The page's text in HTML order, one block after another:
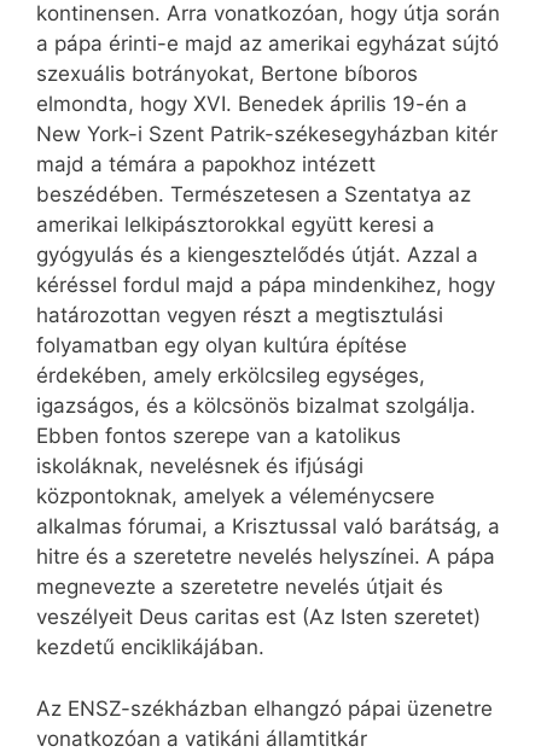
kontinensen. Arra vonatkozóan, hogy útja során
a pápa érinti-e majd az amerikai egyházat sújtó
szexuális botrányokat, Bertone bíboros
elmondta, hogy XVI. Benedek április 19-én a
New York-i Szent Patrik-székesegyházban kitér
majd a témára a papokhoz intézett
beszédében. Természetesen a Szentatya az
amerikai lelkipásztorokkal együtt keresi a
gyógyulás és a kiengesztelődés útját. Azzal a
kéréssel fordul majd a pápa mindenkihez, hogy
határozottan vegyen részt a megtisztulási
folyamatban egy olyan kultúra építése
érdekében, amely erkölcsileg egységes,
igazságos, és a kölcsönös bizalmat szolgálja.
Ebben fontos szerepe van a katolikus
iskoláknak, nevelésnek és ifjúsági
központoknak, amelyek a véleménycsere
alkalmas fórumai, a Krisztussal való barátság, a
hitre és a szeretetre nevelés helyszínei. A pápa
megnevezte a szeretetre nevelés útjait és
veszélyeit Deus caritas est (Az Isten szeretet)
kezdetű enciklikájában.
Az ENSZ-székházban elhangzó pápai üzenetre
vonatkozóan a vatikáni államtitkár